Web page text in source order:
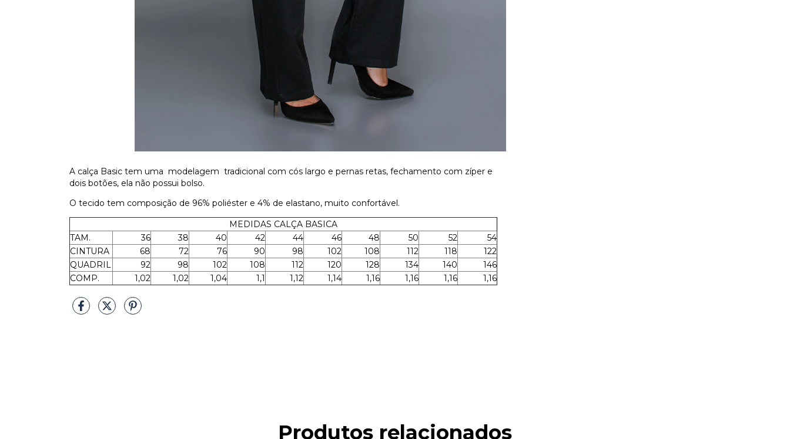
A calça Basic tem uma modelagem tradicional com cós largo e pernas retas, fechamento com zíper e
dois botões, ela não possui bolso.
O tecido tem composição de 96% poliéster e 4% de elastano, muito confortável.
MEDIDAS CALÇA BASICA
TAM.
36 38 40 42 44 46 48 50 52
54
CINTURA
68 72 76 90 98 102 108 112 118
122
QUADRIL
92 98 102 108 112 120 128 134 140
146
COMP.
1,02 1,02 1,04 1,1 1,12 1,14 1,16 1,16 1,16 1,16
Produtos relacionados